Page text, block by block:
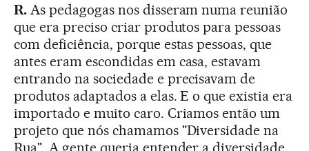
R.As pedagogas nos disseram numa reunião
que era preciso criar produtos para pessoas
com deficiência, porque estas pessoas, que
antes eram escondidas em casa, estavam
entrando na sociedade e precisavam de
produtos adaptados a elas. E o que existia era
importado e muito caro. Criamos então um
projeto que nós chamamos "Diversidade na
Rua". A gente queria entender a diversidade.